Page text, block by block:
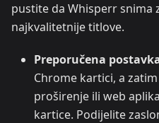
pustite da Whisperr snima
najkvalitetnije titlove.
Preporučena
Chrome kartici, a
proširenje ili web
kartice. Podijelite